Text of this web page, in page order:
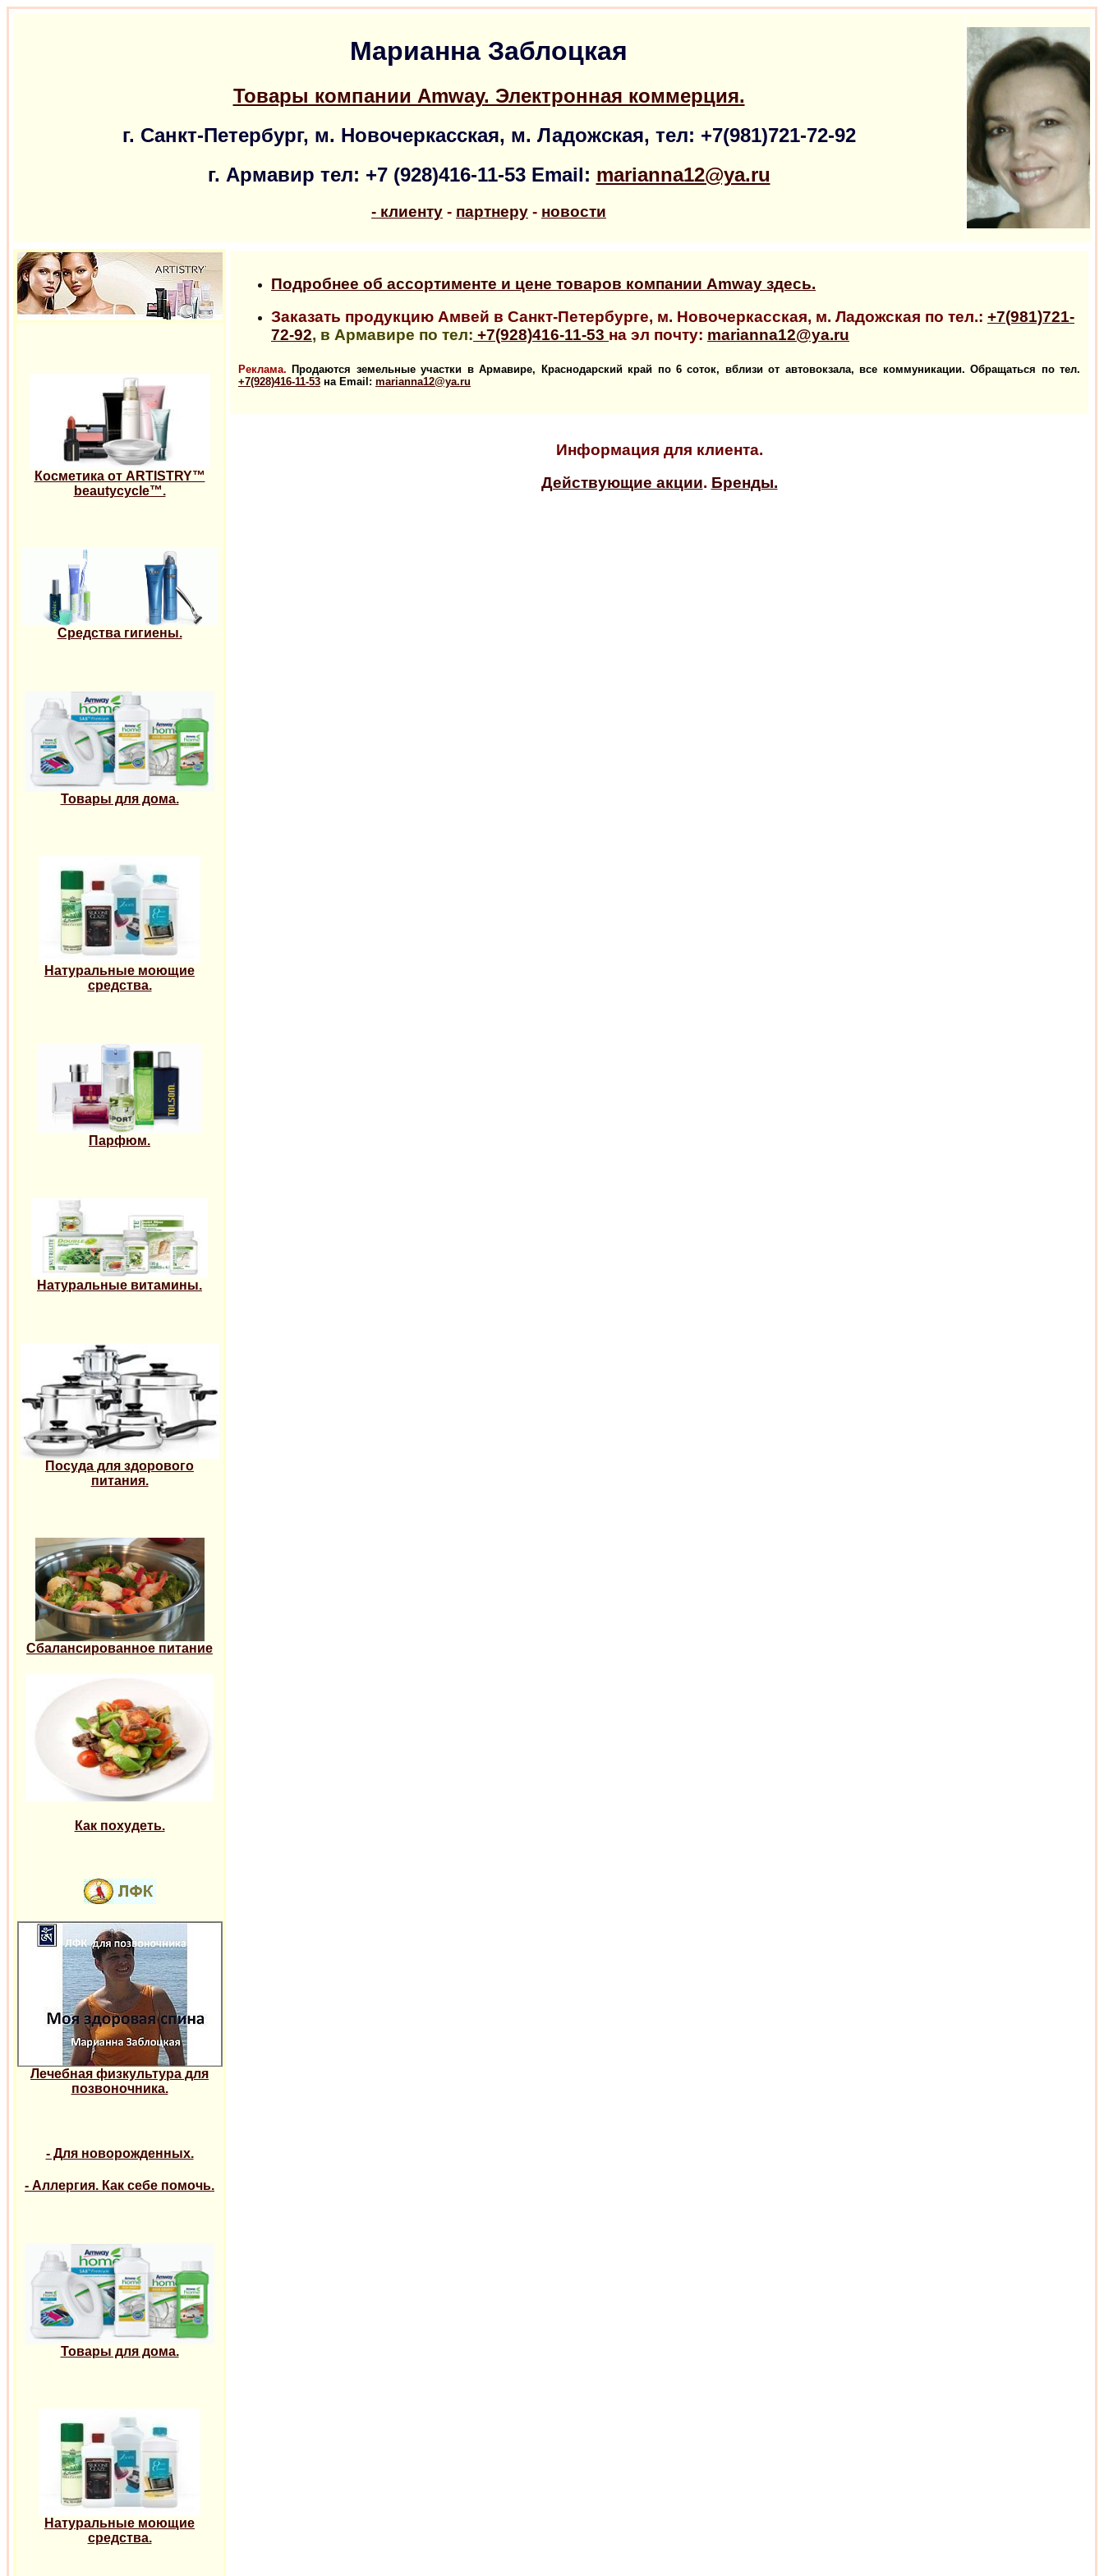
Марианна Заблоцкая
Товары компании Amway. Электронная коммерция.
г. Санкт-Петербург, м. Новочеркасская, м. Ладожская, тел: +7(981)721-72-92
г. Армавир тел: +7 (928)416-11-53 Email: marianna12@ya.ru
- клиенту - партнеру - новости
Косметика от ARTISTRY™
beautycycle™.
Средства гигиены.
Товары для дома.
Натуральные моющие
средства.
Парфюм.
Натуральные витамины.
Посуда для здорового
питания.
Сбалансированное питание
Как похудеть.
Лечебная физкультура для
позвоночника.
- Для новорожденных.
- Аллергия. Как себе помочь.
Товары для дома.
Натуральные моющие
средства.
Подробнее об ассортименте и цене товаров компании Amway здесь.
Заказать продукцию Амвей в Санкт-Петербурге, м. Новочеркасская, м. Ладожская по тел.: +7(981)721-
72-92, в Армавире по тел: +7(928)416-11-53 на эл почту: marianna12@ya.ru
Реклама. Продаются земельные участки в Армавире, Краснодарский край по 6 соток, вблизи от автовокзала, все коммуникации. Обращаться по тел.
+7(928)416-11-53 на Email: marianna12@ya.ru
Информация для клиента.
Действующие акции. Бренды.